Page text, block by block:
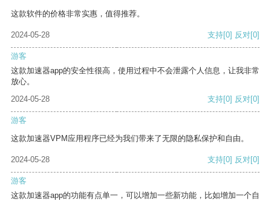
这款软件的价格非常实惠，值得推荐。
2024-05-28 支持[0] 反对[0]
游客
这款加速器app的安全性很高，使用过程中不会泄露个人信息，让我非常
放心。
2024-05-28
支持[0] 反对[0]
游客
这款加速器VPM应用程序已经为我们带来了无限的隐私保护和自由。
2024-05-28 支持[0] 反对[0]
游客
这款加速器app的功能有点单一，可以增加一些新功能，比如增加一个自